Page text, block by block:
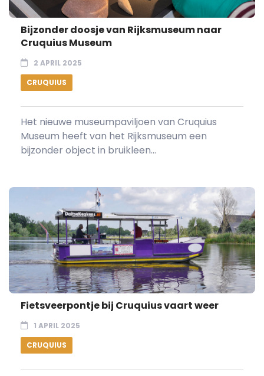
Bijzonder doosje van Rijksmuseum naar
Cruquius Museum
2 APRIL 2025
CRUQUIUS
Het nieuwe museumpaviljoen van Cruquius
Museum heeft van het Rijksmuseum een
bijzonder object in bruikleen...
Fietsveerpontje bij Cruquius vaart weer
1 APRIL 2025
CRUQUIUS